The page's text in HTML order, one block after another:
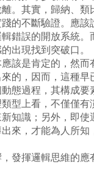
。其實，歸納、類
的不斷驗證。應該
錯誤的開放系統。
出現找到突破口。
是肯定的，然而
的，因而，這種早
態過程，其構成要
型上看，不僅僅有
知識；另外，即使
來，才能為人所知
揮邏輯思維的應